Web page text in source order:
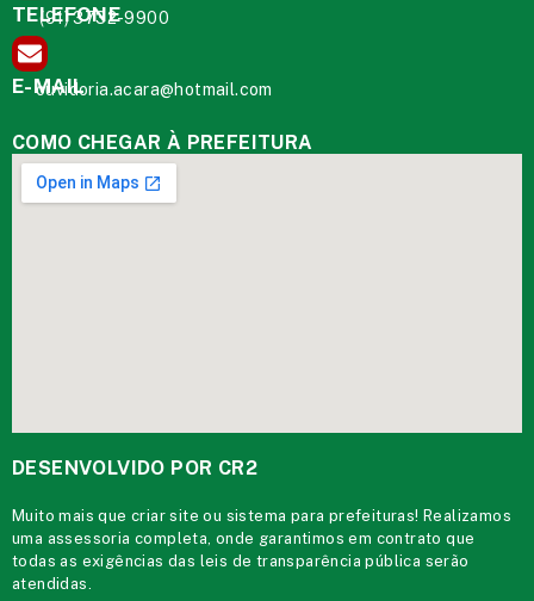
TELEFONE
(91) 3732-9900
E-MAIL
ouvidoria.acara@hotmail.com
COMO CHEGAR À PREFEITURA
DESENVOLVIDO POR CR2
Muito mais quecriar site ou sistema para prefeituras! Realizamos
uma assessoria completa, onde garantimos em contrato que
todas as exigências das leis de transparência pública serão
atendidas.